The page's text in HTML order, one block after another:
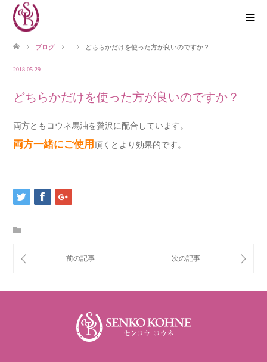
ブログ どちらかだけを使った方が良いのですか？
2018.05.29
どちらかだけを使った方が良いのですか？
両方ともコウネ馬油を贅沢に配合しています。
両方一緒にご使用 頂くとより効果的です。